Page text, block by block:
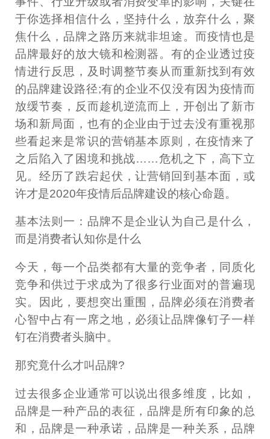
于你选择相信什么，坚持什么，放弃什么，聚
焦什么，品牌之路历来就非坦途。而疫情也是
品牌最好的放大镜和检测器。有的企业透过疫
情进行反思，及时调整节奏从而重新找到有效
的品牌建设路径;有的企业不仅没有因为疫情而
放缓节奏，反而趁机逆流而上，开创出了新市
场和新局面，也有的企业由于过去没有重视那
些看起来是常识的营销基本原则，在疫情来了
之后陷入了困境和挑战……危机之下，高下立
见。经历了跌宕起伏，让营销回到基本面，或
许才是2020年疫情后品牌建设的核心命题。
基本法则一：品牌不是企业认为自己是什么，
而是消费者认知你是什么
今天，每一个品类都有大量的竞争者，同质化
竞争和供过于求成为了很多行业面对的普遍现
实。因此，要想突出重围，品牌必须在消费者
心智中占有一席之地，必须让品牌像钉子一样
钉在消费者头脑中。
那究竟什么才叫品牌?
过去很多企业通常可以说出很多维度，比如，
品牌是一种产品的表征，品牌是所有印象的总
和，品牌是一种承诺，品牌是一种关系，品牌